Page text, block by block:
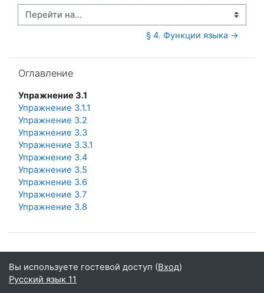
Перейти на...
§ 4. Функции языка →
Оглавление
Упражнение 3.1
Упражнение 3.1.1
Упражнение 3.2
Упражнение 3.3
Упражнение 3.3.1
Упражнение 3.4
Упражнение 3.5
Упражнение 3.6
Упражнение 3.7
Упражнение 3.8
Вы используете гостевой доступ (Вход)
Русский язык 11